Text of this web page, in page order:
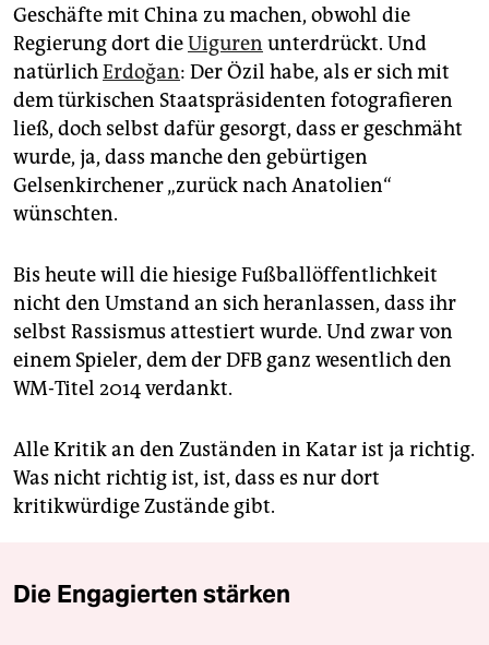
Geschäfte mit China zu machen, obwohl die
Regierung dort dieUiguren unterdrückt. Und
natürlichErdoğan: Der Özil habe, als er sich mit
dem türkischen Staatspräsidenten fotografieren
ließ, doch selbst dafür gesorgt, dass er geschmäht
wurde, ja, dass manche den gebürtigen
Gelsenkirchener „zurück nach Anatolien“
wünschten.
Bis heute will die hiesige Fußballöffentlichkeit
nicht den Umstand an sich heranlassen, dass ihr
selbst Rassismus attestiert wurde. Und zwar von
einem Spieler, dem der DFB ganz wesentlich den
WM-Titel 2014 verdankt.
Alle Kritik an den Zuständen in Katar ist ja richtig.
Was nicht richtig ist, ist, dass es nur dort
kritikwürdige Zustände gibt.
Die Engagierten stärken